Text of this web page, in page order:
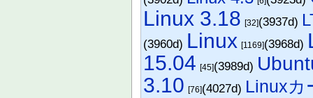
Linux 3.18 [32](3937d)
(3960d) Linux [1169](3968d)
15.04 [45](3989d)
3.10 [76](4027d) Linuxカ